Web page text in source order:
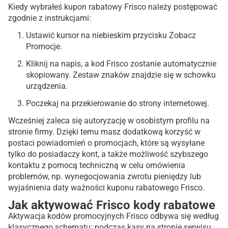
Kiedy wybrałeś kupon rabatowy Frisco należy postępować
zgodnie z instrukcjami:
Ustawić kursor na niebieskim przycisku Zobacz
Promocje.
Kliknij na napis, a kod Frisco zostanie automatycznie
skopiowany. Zestaw znaków znajdzie się w schowku
urządzenia.
Poczekaj na przekierowanie do strony internetowej.
Wcześniej zaleca się autoryzację w osobistym profilu na
stronie firmy. Dzięki temu masz dodatkową korzyść w
postaci powiadomień o promocjach, które są wysyłane
tylko do posiadaczy kont, a także możliwość szybszego
kontaktu z pomocą techniczną w celu omówienia
problemów, np. wynegocjowania zwrotu pieniędzy lub
wyjaśnienia daty ważności kuponu rabatowego Frisco.
Jak aktywować Frisco kody rabatowe
Aktywacja kodów promocyjnych Frisco odbywa się według